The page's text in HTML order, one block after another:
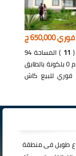
ج
11
) المساحة 94
شرقي تطل على شارع تشمل 0 نوم 0 حمام 0 بلكونة بالطابق
فوري للبيع كاش
باع طويل فى منطقة